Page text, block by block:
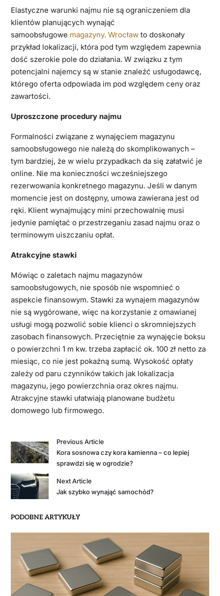
Elastyczne warunki najmu nie są ograniczeniem dla
klientów planujących wynająć
samoobsługowe magazyny. Wrocławto doskonały
przykład lokalizacji, która pod tym względem zapewnia
dość szerokie pole do działania. W związku z tym
potencjalni najemcy są w stanie znaleźć usługodawcę,
którego oferta odpowiada im pod względem ceny oraz
zawartości.
Uproszczone procedury najmu
Formalności związane z wynajęciem magazynu
samoobsługowego nie należą do skomplikowanych –
tym bardziej, że w wielu przypadkach da się załatwić je
online. Nie ma konieczności wcześniejszego
rezerwowania konkretnego magazynu. Jeśli w danym
momencie jest on dostępny, umowa zawierana jest od
ręki. Klient wynajmujący mini przechowalnię musi
jedynie pamiętać o przestrzeganiu zasad najmu oraz o
terminowym uiszczaniu opłat.
Atrakcyjne stawki
Mówiąc o zaletach najmu magazynów
samoobsługowych, nie sposób nie wspomnieć o
aspekcie finansowym. Stawki za wynajem magazynów
nie są wygórowane, więc na korzystanie z omawianej
usługi mogą pozwolić sobie klienci o skromniejszych
zasobach finansowych. Przeciętnie za wynajęcie boksu
o powierzchni 1 m kw. trzeba zapłacić ok. 100 zł netto za
miesiąc, co nie jest pokaźną sumą. Wysokość opłaty
zależy od paru czynników takich jak lokalizacja
magazynu, jego powierzchnia oraz okres najmu.
Atrakcyjne stawki ułatwiają planowane budżetu
domowego lub firmowego.
Previous Article
Kora sosnowa czy kora kamienna – co lepiej
sprawdzi się w ogrodzie?
Next Article
Jak szybko wynająć samochód?
PODOBNE ARTYKUŁY